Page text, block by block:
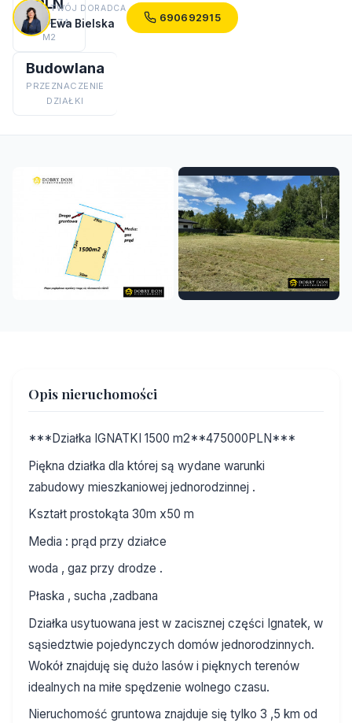
CENA ZA
M2
Budowlana
PRZEZNACZENIE
DZIAŁKI
TWÓJ DORADCA
Ewa Bielska 690692915
Opis nieruchomości
***Działka IGNATKI 1500 m2**475000PLN***
Piękna działka dla której są wydane warunki
zabudowy mieszkaniowej jednorodzinnej .
Kształt prostokąta 30m x50 m
Media : prąd przy działce
woda , gaz przy drodze .
Płaska , sucha ,zadbana
Działka usytuowana jest w zacisznej części Ignatek, w
sąsiedztwie pojedynczych domów jednorodzinnych.
Wokół znajduję się dużo lasów i pięknych terenów
idealnych na miłe spędzenie wolnego czasu.
Nieruchomość gruntowa znajduje się tylko 3 ,5 km od